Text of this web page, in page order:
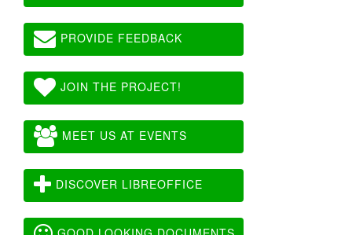
PROVIDE FEEDBACK
JOIN THE PROJECT!
MEET US AT EVENTS
DISCOVER LIBREOFFICE